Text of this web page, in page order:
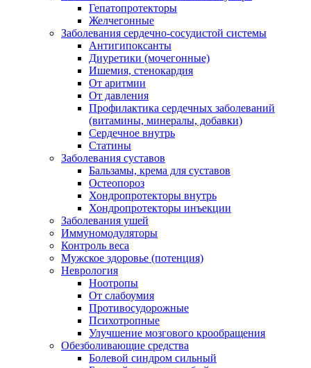
Гепатопротекторы
Желчегонные
Заболевания сердечно-сосудистой системы
Антигипоксанты
Диуретики (мочегонные)
Ишемия, стенокардия
От аритмии
От давления
Профилактика сердечных заболеваний
(витамины, минералы, добавки)
Сердечное внутрь
Статины
Заболевания суставов
Бальзамы, крема для суставов
Остеопороз
Хондропротекторы внутрь
Хондропротекторы инъекции
Заболевания ушей
Иммуномодуляторы
Контроль веса
Мужское здоровье (потенция)
Неврология
Ноотропы
От слабоумия
Противосудорожные
Психотропные
Улучшение мозгового крообращения
Обезболивающие средства
Болевой синдром сильный